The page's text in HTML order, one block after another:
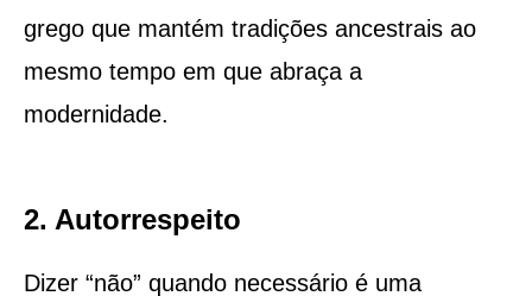
grego que mantém tradições ancestrais ao
mesmo tempo em que abraça a
modernidade.
2. Autorrespeito
Dizer “não” quando necessário é uma